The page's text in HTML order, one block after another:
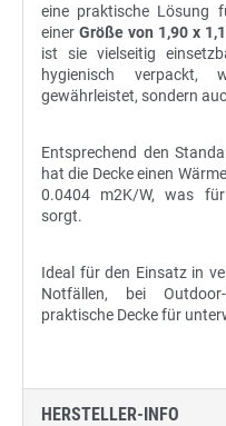
eine praktische Lösung
einer Größe von 1,90 x
ist sie vielseitig
hygienisch
gewährleistet, sondern
Entsprechend den
hat die Decke einen
0.0404 m2K/W, was für
sorgt.
Ideal für den Einsatz in
Notfällen, bei
praktische Decke für
HERSTELLER-INFO